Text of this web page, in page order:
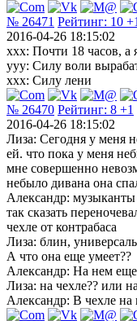
№ 26471 Рейтинг: 10 +1
2016-04-26 18:15:02
xxx: Почти 18 часов, а
yyy: Силу воли
xxx: Силу лени
№ 26470 Рейтинг: 8 +1
2016-04-26 18:15:02
Лиза: Сегодня у меня
ей. что пока у меня
мне совершенно
небыло дивана она
Александр: музыканты
так сказать
чехле от контрабаса
Лиза: блин,
А что она еще умеет??
Александр: На нем
Лиза: на чехле?? или
Александр: В чехле на